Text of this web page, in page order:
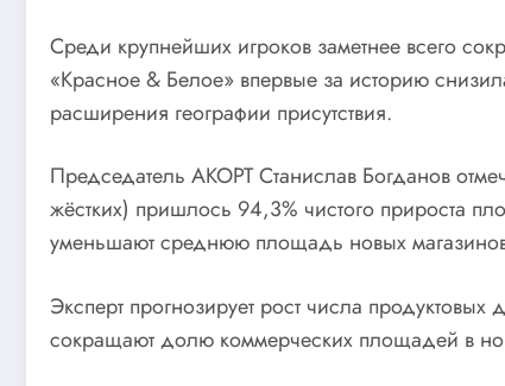
Среди крупнейших игроков заметнее всего
«Красное & Белое» впервые за историю
расширения географии присутствия.
Председатель АКОРТ Станислав Богданов
жёстких) пришлось 94,3% чистого прироста
уменьшают среднюю площадь новых
Эксперт прогнозирует рост числа
сокращают долю коммерческих площадей в